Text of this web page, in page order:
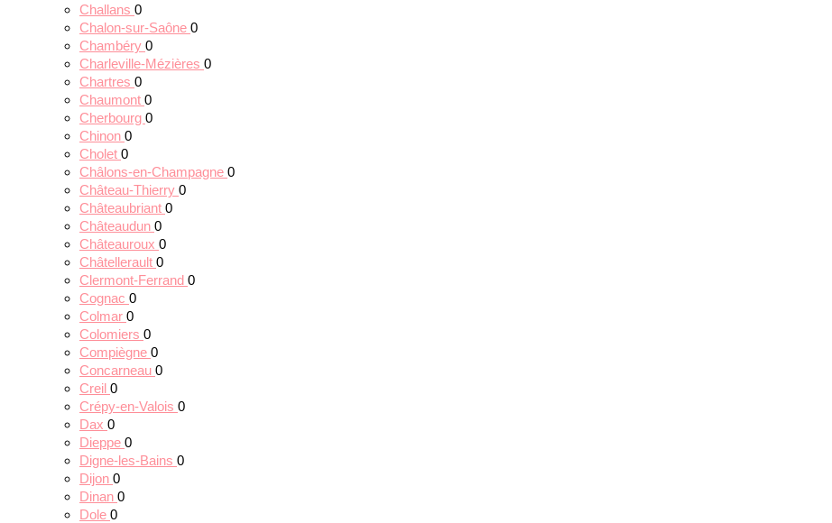
Challans 0
Chalon-sur-Saône 0
Chambéry 0
Charleville-Mézières 0
Chartres 0
Chaumont 0
Cherbourg 0
Chinon 0
Cholet 0
Châlons-en-Champagne 0
Château-Thierry 0
Châteaubriant 0
Châteaudun 0
Châteauroux 0
Châtellerault 0
Clermont-Ferrand 0
Cognac 0
Colmar 0
Colomiers 0
Compiègne 0
Concarneau 0
Creil 0
Crépy-en-Valois 0
Dax 0
Dieppe 0
Digne-les-Bains 0
Dijon 0
Dinan 0
Dole 0